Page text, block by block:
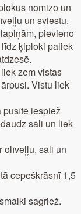
nomizo un
un sviestu.
pievieno
ķiploki paliek
zem vistas
Vistu liek
pusītē iespiež
sāli un liek
olīveļļu, sāli un
cepeškrāsnī 1,5
sagriež.